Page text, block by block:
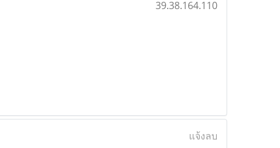
39.38.164.110
แจ้งลบ